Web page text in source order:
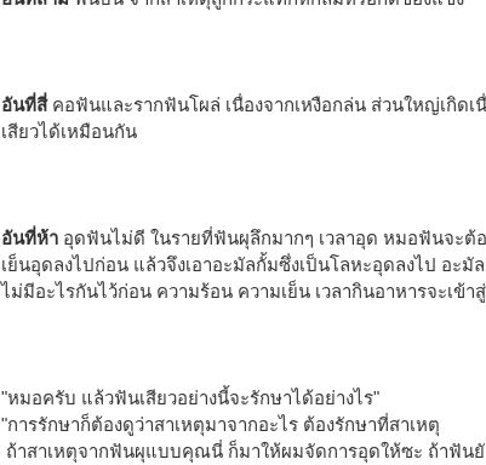
อันที่สี่ คอฟันและรากฟันโผล่ เนื่องจากเหงือกล่น ส่วนใหญ่เกิดเ
เสียวได้เหมือนกัน
อันที่ห้า อุดฟันไม่ดี ในรายที่ฟันผุลึกมากๆ เวลาอุด หมอฟันจะต้
เย็นอุดลงไปก่อน แล้วจึงเอาอะมัลกั้มซึ่งเป็นโลหะอุดลงไป อะมั
ไม่มีอะไรกันไว้ก่อน ความร้อน ความเย็น เวลากินอาหารจะเข้า
"หมอครับ แล้วฟันเสียวอย่างนี้จะรักษาได้อย่างไร"
"การรักษาก็ต้องดูว่าสาเหตุมาจากอะไร ต้องรักษาที่สาเหตุ
ถ้าสาเหตุจากฟันผุแบบคุณนี่ ก็มาให้ผมจัดการอุดให้ซะ ถ้าฟัน